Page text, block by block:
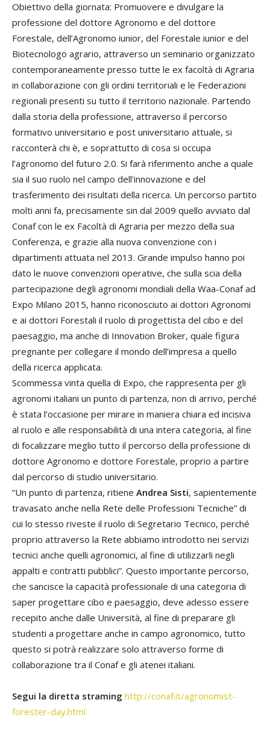
Obiettivo della giornata: Promuovere e divulgare la
professione del dottore Agronomo e del dottore
Forestale, dell’Agronomo iunior, del Forestale iunior e del
Biotecnologo agrario, attraverso un seminario organizzato
contemporaneamente presso tutte le ex facoltà di Agraria
in collaborazione con gli ordini territoriali e le Federazioni
regionali presenti su tutto il territorio nazionale. Partendo
dalla storia della professione, attraverso il percorso
formativo universitario e post universitario attuale, si
racconterà chi è, e soprattutto di cosa si occupa
l’agronomo del futuro 2.0. Si farà riferimento anche a quale
sia il suo ruolo nel campo dell’innovazione e del
trasferimento dei risultati della ricerca. Un percorso partito
molti anni fa, precisamente sin dal 2009 quello avviato dal
Conaf con le ex Facoltà di Agraria per mezzo della sua
Conferenza, e grazie alla nuova convenzione con i
dipartimenti attuata nel 2013. Grande impulso hanno poi
dato le nuove convenzioni operative, che sulla scia della
partecipazione degli agronomi mondiali della Waa-Conaf ad
Expo Milano 2015, hanno riconosciuto ai dottori Agronomi
e ai dottori Forestali il ruolo di progettista del cibo e del
paesaggio, ma anche di Innovation Broker, quale figura
pregnante per collegare il mondo dell’impresa a quello
della ricerca applicata.
Scommessa vinta quella di Expo, che rappresenta per gli
agronomi italiani un punto di partenza, non di arrivo, perché
è stata l’occasione per mirare in maniera chiara ed incisiva
al ruolo e alle responsabilità di una intera categoria, al fine
di focalizzare meglio tutto il percorso della professione di
dottore Agronomo e dottore Forestale, proprio a partire
dal percorso di studio universitario.
“Un punto di partenza, ritiene Andrea Sisti, sapientemente
travasato anche nella Rete delle Professioni Tecniche” di
cui lo stesso riveste il ruolo di Segretario Tecnico, perché
proprio attraverso la Rete abbiamo introdotto nei servizi
tecnici anche quelli agronomici, al fine di utilizzarli negli
appalti e contratti pubblici”. Questo importante percorso,
che sancisce la capacità professionale di una categoria di
saper progettare cibo e paesaggio, deve adesso essere
recepito anche dalle Università, al fine di preparare gli
studenti a progettare anche in campo agronomico, tutto
questo si potrà realizzare solo attraverso forme di
collaborazione tra il Conaf e gli atenei italiani.
Segui la diretta straming http://conaf.it/agronomist-
forester-day.html